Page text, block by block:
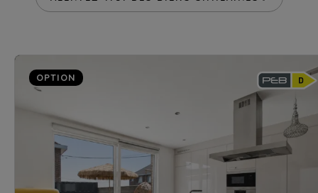
OPTION